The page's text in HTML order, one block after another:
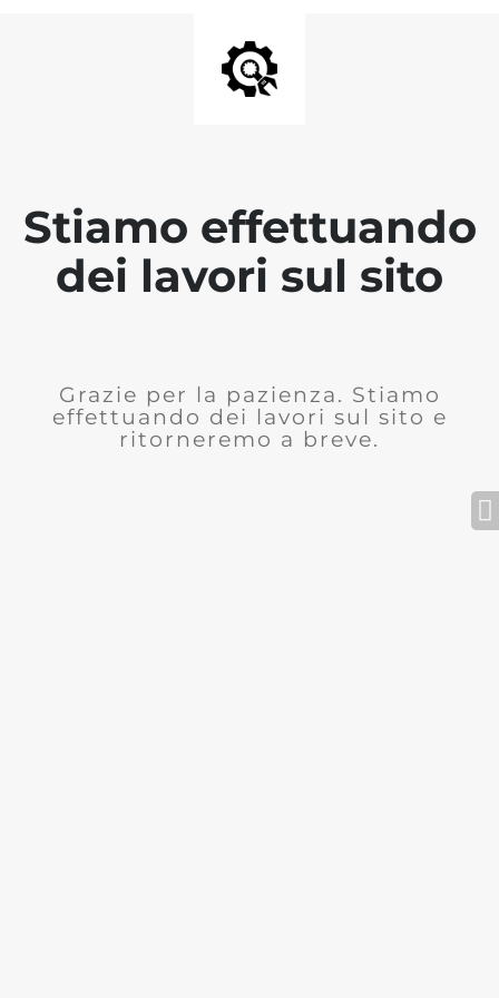
Stiamo effettuando
dei lavori sul sito
Grazie per la pazienza. Stiamo
effettuando dei lavori sul sito e
ritorneremo a breve.